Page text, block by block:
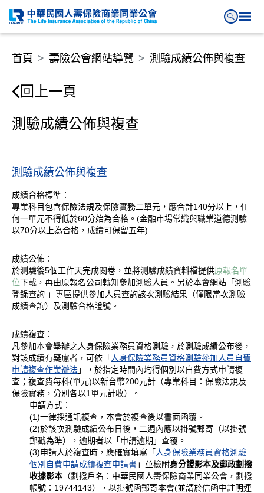
測驗成績公佈與複查
首頁 壽險公會網站導覽 測驗成績公佈與複查
回上一頁
測驗成績公佈與複查
測驗成績公佈與複查
成績合格標準：
專業科目包含保險法規及保險實務二單元，應合計140分以上，任
何一單元不得低於60分始為合格。(金融市場常識與職業道德測驗
以70分以上為合格，成績可保留五年)
成績公佈：
於測驗後5個工作天完成閱卷，並將測驗成績資料檔提供原報名單
位下載，再由原報名公司轉知參加測驗人員。另於本會網站「測驗
登錄查詢 」專區提供參加人員查詢該次測驗結果（僅限當次測驗
成績查詢）及測驗合格證號。
成績複查：
凡參加本會舉辦之人身保險業務員資格測驗，於測驗成績公布後，
對該成績有疑慮者，可依「 人身保險業務員資格測驗參加人員自費
申請複查作業辦法」，於指定時間內均得個別以自費方式申請複
查；複查費每科(單元)以新台幣200元計（專業科目：保險法規及
保險實務，分別各以1單元計收）。
申請方式：
(1)一律採通訊複查，本會於複查後以書面函覆。
(2)於該次測驗成績公布日後，二週內應以掛號郵寄（以掛號
郵戳為準），逾期者以「申請逾期」查覆。
(3)申請人於複查時，應確實填寫「 人身保險業務員資格測驗
個別自費申請成績複查申請書」並檢附身分證影本及郵政劃撥
收據影本 （劃撥戶名：中華民國人壽保險商業同業公會，劃撥
帳號：19744143），以掛號函郵寄本會(並請於信函中註明連